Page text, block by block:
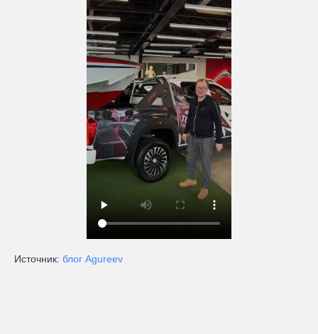
Источник: блог Agureev